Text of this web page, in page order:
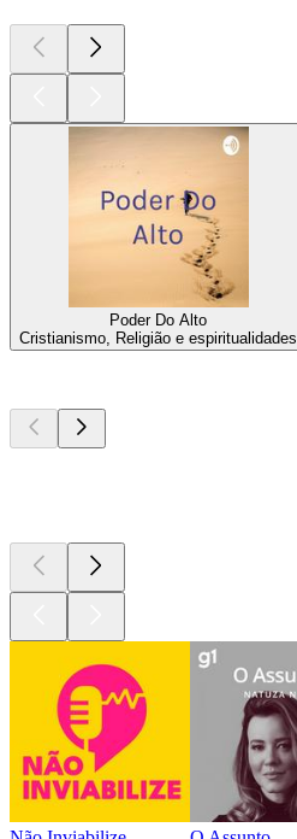
Poder Do Alto
Cristianismo, Religião e espiritualidades